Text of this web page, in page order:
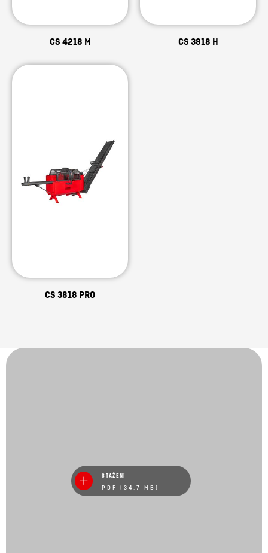
CS 4218 M CS 3818 H
CS 3818 PRO
STAŽENÍ
PDF (34.7 MB)